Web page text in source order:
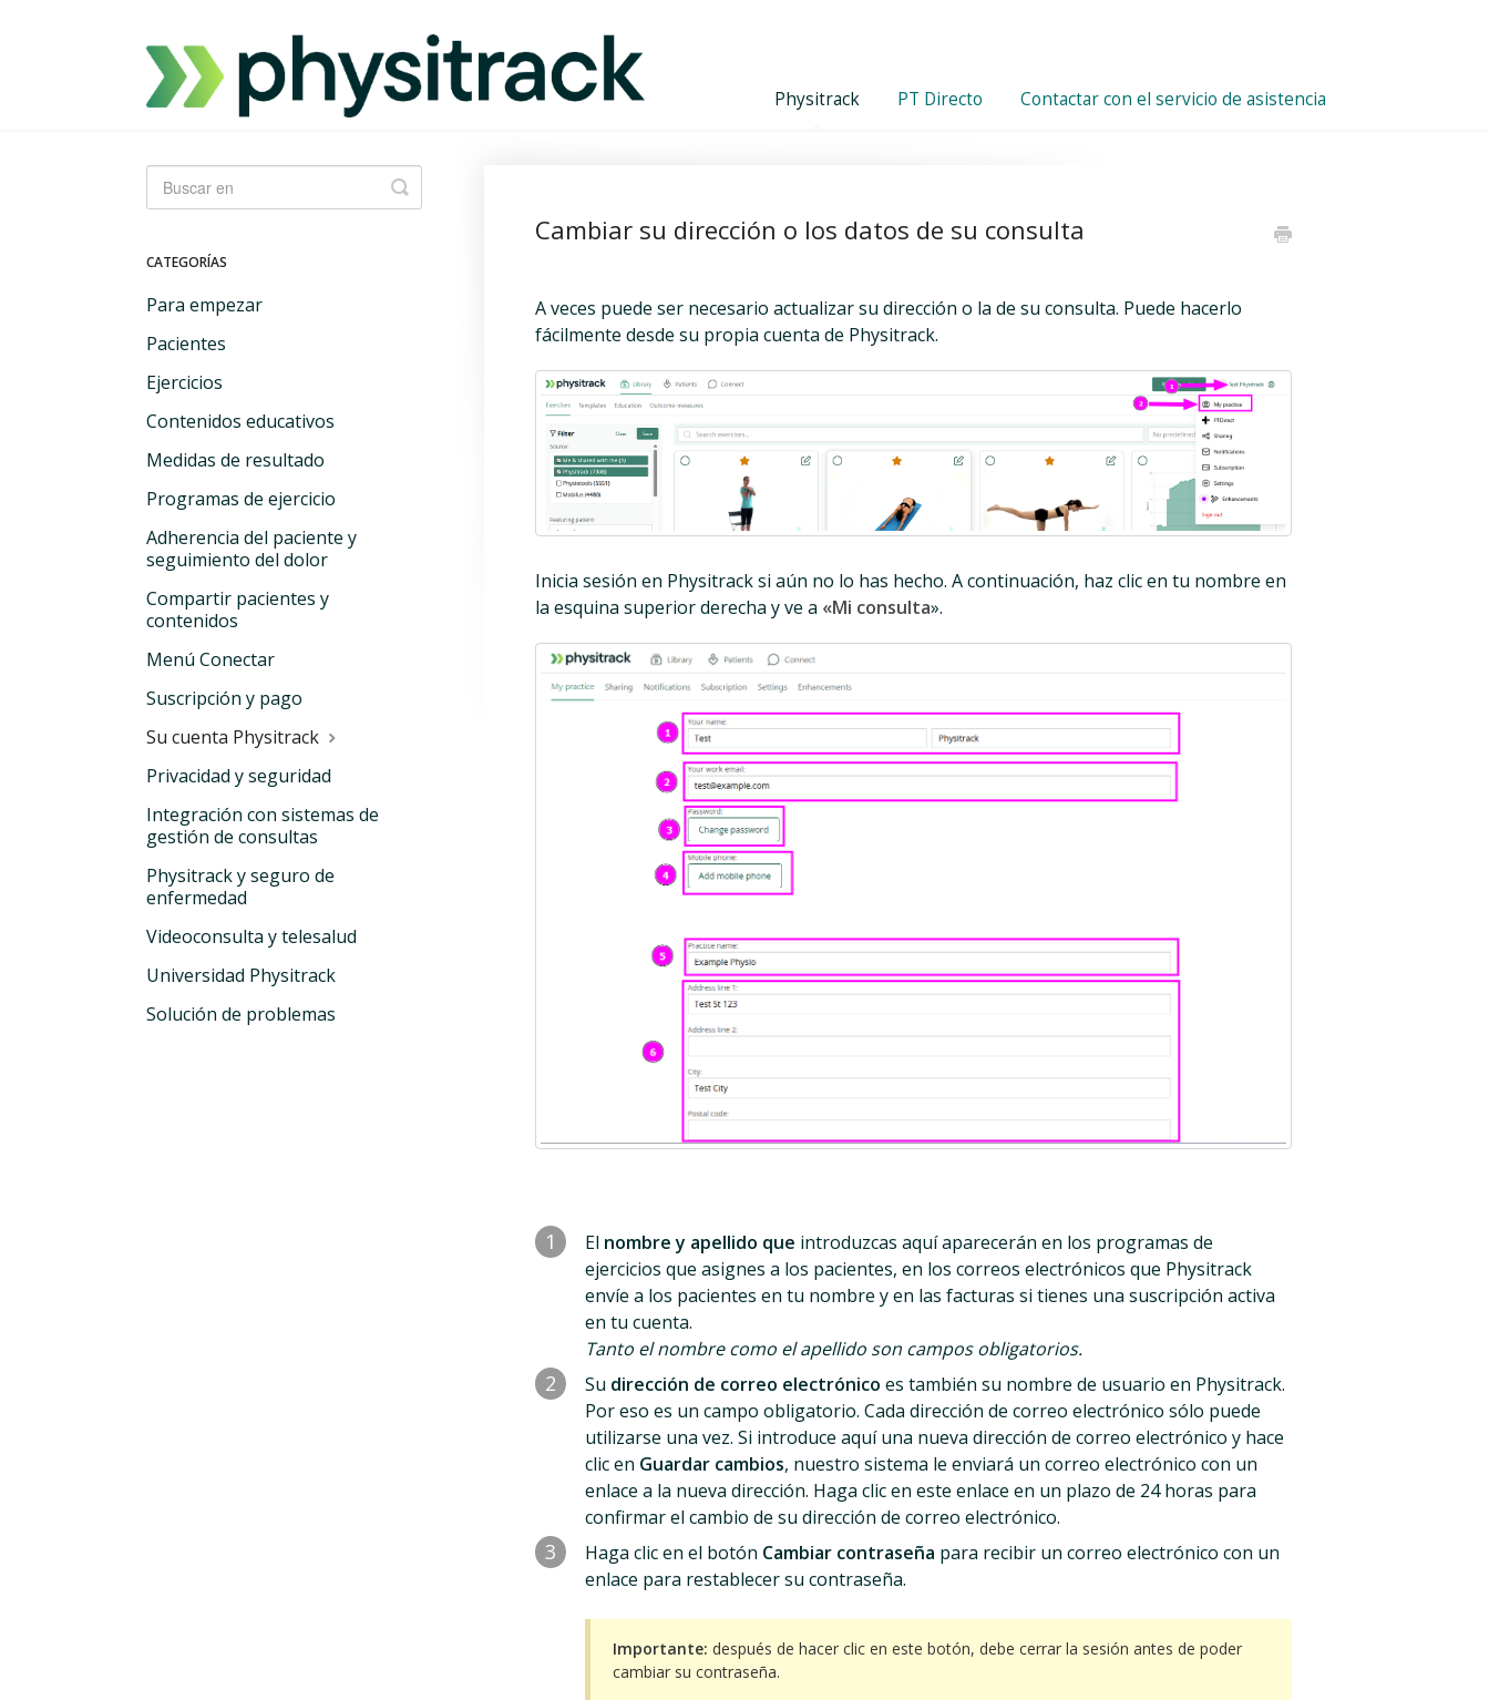
Physitrack PT Directo Contactar con el servicio de asistencia
Cambiar su dirección o los datos de su consulta
A veces puede ser necesario actualizar su dirección o la de su consulta. Puede hacerlo
fácilmente desde su propia cuenta de Physitrack.
Inicia sesión en Physitrack si aún no lo has hecho. A continuación, haz clic en tu nombre en
la esquina superior derecha y ve a «Mi consulta».
1 El nombre y apellido que introduzcas aquí aparecerán en los programas de
ejercicios que asignes a los pacientes, en los correos electrónicos que Physitrack
envíe a los pacientes en tu nombre y en las facturas si tienes una suscripción activa
en tu cuenta.
Tanto el nombre como el apellido son campos obligatorios.
2 Su dirección de correo electrónico es también su nombre de usuario en Physitrack.
Por eso es un campo obligatorio. Cada dirección de correo electrónico sólo puede
utilizarse una vez. Si introduce aquí una nueva dirección de correo electrónico y hace
clic en Guardar cambios, nuestro sistema le enviará un correo electrónico con un
enlace a la nueva dirección. Haga clic en este enlace en un plazo de 24 horas para
confirmar el cambio de su dirección de correo electrónico.
3 Haga clic en el botón Cambiar contraseña para recibir un correo electrónico con un
enlace para restablecer su contraseña.
Importante: después de hacer clic en este botón, debe cerrar la sesión antes de poder
cambiar su contraseña.
Alternar
búsqueda
CATEGORÍAS
Para empezar
Pacientes
Ejercicios
Contenidos educativos
Medidas de resultado
Programas de ejercicio
Adherencia del paciente y
seguimiento del dolor
Compartir pacientes y
contenidos
Menú Conectar
Suscripción y pago
Su cuenta Physitrack
Privacidad y seguridad
Integración con sistemas de
gestión de consultas
Physitrack y seguro de
enfermedad
Videoconsulta y telesalud
Universidad Physitrack
Solución de problemas